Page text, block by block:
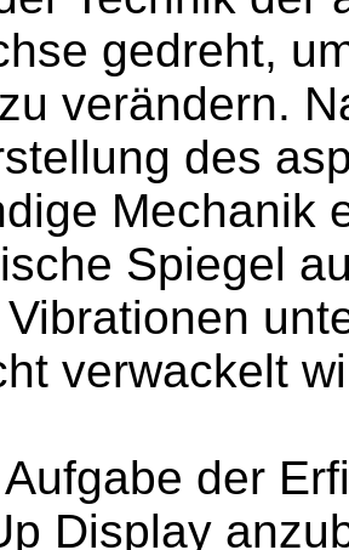
gedreht,
verändern.
des
Mechanik
Spiegel
verwackelt
Aufgabe der
Display